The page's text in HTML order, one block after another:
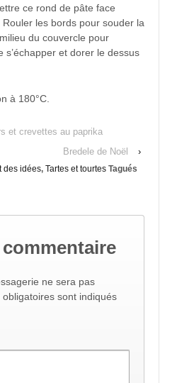
ce rond de pâte face
les bords pour souder la
du couvercle pour
s’échapper et dorer le dessus
à 180°C.
et crevettes au paprika
Bredele de Noël
›
des idées, Tartes et tourtes Tagués
ne sera pas
obligatoires sont indiqués